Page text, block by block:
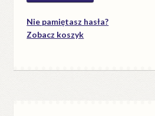
Nie pamiętasz hasła?
Zobacz koszyk